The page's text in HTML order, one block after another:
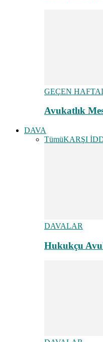
GEÇEN
Avukatlık
DAVA
TümüKARŞI
DAVALAR
Hukukçu